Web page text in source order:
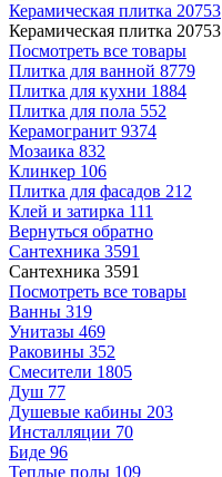
Керамическая плитка 20753
Керамическая плитка 20753
Посмотреть все товары
Плитка для ванной 8779
Плитка для кухни 1884
Плитка для пола 552
Керамогранит 9374
Мозаика 832
Клинкер 106
Плитка для фасадов 212
Клей и затирка 111
Вернуться обратно
Сантехника 3591
Сантехника 3591
Посмотреть все товары
Ванны 319
Унитазы 469
Раковины 352
Смесители 1805
Душ 77
Душевые кабины 203
Инсталляции 70
Биде 96
Теплые полы 109